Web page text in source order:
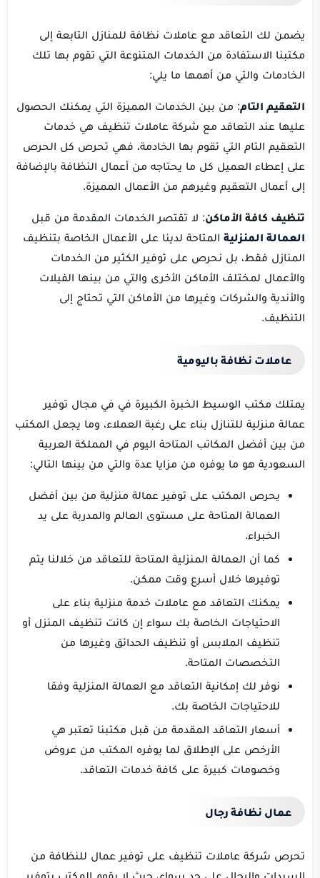
يضمن لك التعاقد مع عاملات نظافة للمنازل التابعة إلى
مكتبنا الاستفادة من الخدمات المتنوعة التي تقوم بها تلك
الخادمات والتي من أهمها ما يلي:
التعقيم التام: من بين الخدمات المميزة التي يمكنك الحصول
عليها عند التعاقد مع شركة عاملات تنظيف هي خدمات
التعقيم التام التي تقوم بها الخادمة، فهي تحرص كل الحرص
على إعطاء العميل كل ما يحتاجه من أعمال النظافة بالإضافة
إلى أعمال التعقيم وغيرهم من الأعمال المميزة.
تنظيف كافة الأماكن: لا تقتصر الخدمات المقدمة من قبل
العمالة المنزلية المتاحة لدينا على الأعمال الخاصة بتنظيف
المنازل فقط، بل نحرص على توفير الكثير من الخدمات
والأعمال لمختلف الأماكن الأخرى والتي من بينها الفيلات
والأندية والشركات وغيرها من الأماكن التي تحتاج إلى
التنظيف.
عاملات نظافة باليومية
يمتلك مكتب الوسيط الخبرة الكبيرة في في مجال توفير
عمالة منزلية للتنازل بناء على رغبة العملاء، وما يجعل المكتب
من بين أفضل المكاتب المتاحة اليوم في المملكة العربية
السعودية هو ما يوفره من مزايا عدة والتي من بينها التالي:
يحرص المكتب على توفير عمالة منزلية من بين أفضل
العمالة المتاحة على مستوى العالم والمدربة على يد
الخبراء.
كما أن العمالة المنزلية المتاحة للتعاقد من خلالنا يتم
توفيرها خلال أسرع وقت ممكن.
يمكنك التعاقد مع عاملات خدمة منزلية بناء على
الاحتياجات الخاصة بك سواء إن كانت تنظيف المنزل أو
تنظيف الملابس أو تنظيف الحدائق وغيرها من
التخصصات المتاحة.
نوفر لك إمكانية التعاقد مع العمالة المنزلية وفقا
للاحتياجات الخاصة بك.
أسعار التعاقد المقدمة من قبل مكتبنا تعتبر هي
الأرخص على الإطلاق لما يوفره المكتب من عروض
وخصومات كبيرة على كافة خدمات التعاقد.
عمال نظافة رجال
تحرص شركة عاملات تنظيف على توفير عمال للنظافة من
السيدات والرجال على حد سواء، حيث لا يقوم المكتب بتوفير